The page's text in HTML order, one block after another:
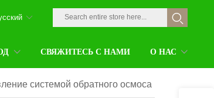
СВЯЖИТЕСЬ С НАМИ О НАС
системой обратного осмоса